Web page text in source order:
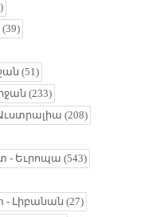
(39)
(51)
(233)
(208)
- Եւրոպա (543)
- Լիբանան (27)